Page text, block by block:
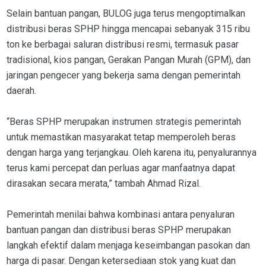
Selain bantuan pangan, BULOG juga terus mengoptimalkan
distribusi beras SPHP hingga mencapai sebanyak 315 ribu
ton ke berbagai saluran distribusi resmi, termasuk pasar
tradisional, kios pangan, Gerakan Pangan Murah (GPM), dan
jaringan pengecer yang bekerja sama dengan pemerintah
daerah.
“Beras SPHP merupakan instrumen strategis pemerintah
untuk memastikan masyarakat tetap memperoleh beras
dengan harga yang terjangkau. Oleh karena itu, penyalurannya
terus kami percepat dan perluas agar manfaatnya dapat
dirasakan secara merata,” tambah Ahmad Rizal.
Pemerintah menilai bahwa kombinasi antara penyaluran
bantuan pangan dan distribusi beras SPHP merupakan
langkah efektif dalam menjaga keseimbangan pasokan dan
harga di pasar. Dengan ketersediaan stok yang kuat dan